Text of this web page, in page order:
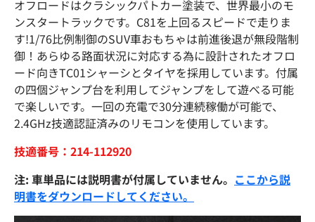
オフロードはクラシックパトカー塗装で、世界最小のモ
ンスタートラックです。C81を上回るスピードで走りま
す!1/76比例制御のSUV車おもちゃは前進後退が無段階制
御！あらゆる路面状況に対応する為に設計されたオフロ
ード向きTC01シャーシとタイヤを採用しています。付属
の四個ジャンプ台を利用してジャンプをして遊べる可能
で楽しいです。一回の充電で30分連続稼働が可能で、
2.4GHz技適認証済みのリモコンを使用しています。
技適番号：214-112920
注: 車単品には説明書が付属していません。 ここから説
明書をダウンロードしてください。